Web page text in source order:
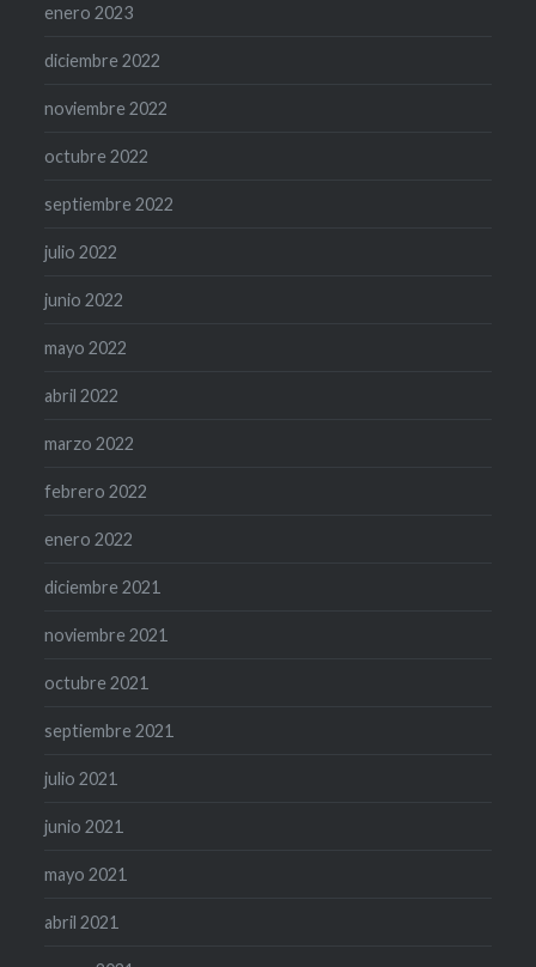
enero 2023
diciembre 2022
noviembre 2022
octubre 2022
septiembre 2022
julio 2022
junio 2022
mayo 2022
abril 2022
marzo 2022
febrero 2022
enero 2022
diciembre 2021
noviembre 2021
octubre 2021
septiembre 2021
julio 2021
junio 2021
mayo 2021
abril 2021